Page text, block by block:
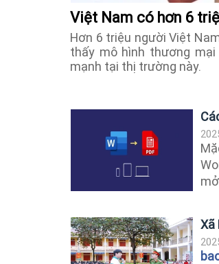
Việt Nam có hơn 6
Hơn 6 triệu người Việt
thấy mô hình thương
mạnh tại thị trường này.
Xã